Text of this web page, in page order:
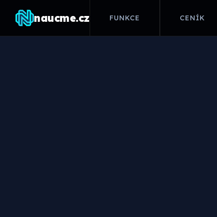
naucme.cz FUNKCE CENÍK